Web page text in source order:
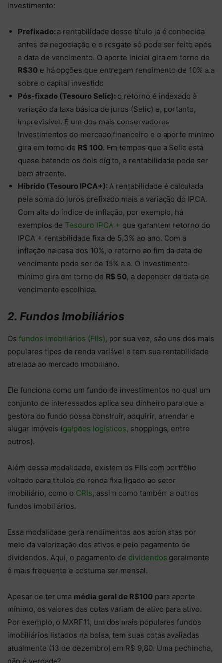
investimento:
Prefixado: a rentabilidade desse título já é conhecida
antes da negociação e o resgate só pode ser feito após
a data de vencimento. O aporte inicial gira em torno de
R$30 e há opções que entregam rendimento de 10% a.a
sobre o capital investido
Pós-fixado (Tesouro Selic): o retorno é indexado à
variação da taxa básica de juros (Selic) e, portanto,
imprevisível. É um dos mais conservadores
investimentos do mercado financeiro e o aporte mínimo
gira em torno de R$ 100. Em tempos que a Selic está
quase batendo os dois dígito, a rentabilidade pode ser
bem atraente.
Híbrido (Tesouro IPCA+):A rentabilidade é calculada
pela soma do juros prefixado mais a variação do IPCA.
Com alta do índice de inflação, por exemplo, há
exemplos de Tesouro IPCA + que garantem retorno do
IPCA + rentabilidade fixa de 5,3% ao ano. Com a
inflação na casa dos 10%, o retorno ao fim da data de
vencimento pode ser de 15% a.a. O investimento
mínimo gira em torno de R$ 50, a depender da data de
vencimento escolhida.
2. Fundos Imobiliários
Os fundos imobiliários (FIIs), por sua vez, são uns dos mais
populares tipos de renda variável e tem sua rentabilidade
atrelada ao mercado imobiliário.
Ele funciona como um fundo de investimentos no qual um
conjunto de interessados aplica seu dinheiro para que a
gestora do fundo possa construir, adquirir, arrendar e
alugar imóveis (galpões logísticos, shoppings, entre
outros).
Além dessa modalidade, existem os FIIs com portfólio
voltado para títulos de renda fixa ligado ao setor
imobiliário, como o CRIs, assim como também a outros
fundos imobiliários.
Essa modalidade gera rendimentos aos acionistas por
meio da valorização dos ativos e pelo pagamento de
dividendos. Aqui, o pagamento de dividendos geralmente
é mais frequente e costuma ser mensal.
Apesar de ter uma média geral de R$100 para aporte
mínimo, os valores das cotas variam de ativo para ativo.
Por exemplo, o MXRF11, um dos mais populares fundos
imobiliários listados na bolsa, tem suas cotas avaliadas
atualmente (13 de dezembro) em R$ 9,80. Uma pechincha,
não é verdade?